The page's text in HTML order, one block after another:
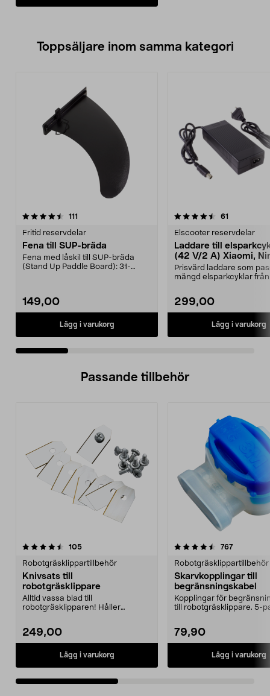
Toppsäljare inom samma kategori
111
Fritid reservdelar
Fena till SUP-bräda
Fena med låskil till SUP-bräda
(Stand Up Paddle Board): 31-
149,00
Lägg i varukorg
4.5 av 5 stjärnor 61
Elscooter reservdelar
Laddare till
(42 V/2 A) Xiaomi,
E-Way m.fl.
Prisvärd laddare som
mängd elsparkcyklar från
299,00
Lägg i varukorg
4.5 av 5 stjärnor
Passande tillbehör
105recensioner
Robotgräsklippartillbehör
Knivsats till
robotgräsklippare
Alltid vassa blad till
robotgräsklipparen! Håller
249,00
Lägg i varukorg
4.5av 5 stjärnor 767
Robotgräsklippartillbehör
Skarvkopplingar till
begränsningskabel
Kopplingar för
till robotgräsklippare. 5-
79,90
Lägg i varukorg
3.0av 5 stjärnor